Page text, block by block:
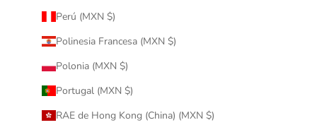
Perú (MXN $)
Polinesia Francesa (MXN $)
Polonia (MXN $)
Portugal (MXN $)
RAE de Hong Kong (China) (MXN $)